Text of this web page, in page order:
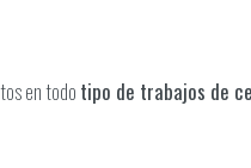
en todo tipo de trabajos de